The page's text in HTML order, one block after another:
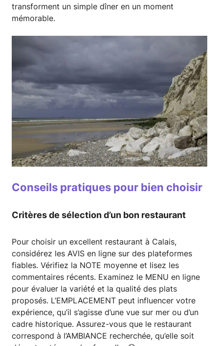
transforment un simple dîner en un moment
mémorable.
Conseils pratiques pour bien choisir
Critères de sélection d’un bon restaurant
Pour choisir un excellent restaurant à Calais,
considérez les AVIS en ligne sur des plateformes
fiables. Vérifiez la NOTE moyenne et lisez les
commentaires récents. Examinez le MENU en ligne
pour évaluer la variété et la qualité des plats
proposés. L’EMPLACEMENT peut influencer votre
expérience, qu’il s’agisse d’une vue sur mer ou d’un
cadre historique. Assurez-vous que le restaurant
correspond à l’AMBIANCE recherchée, qu’elle soit